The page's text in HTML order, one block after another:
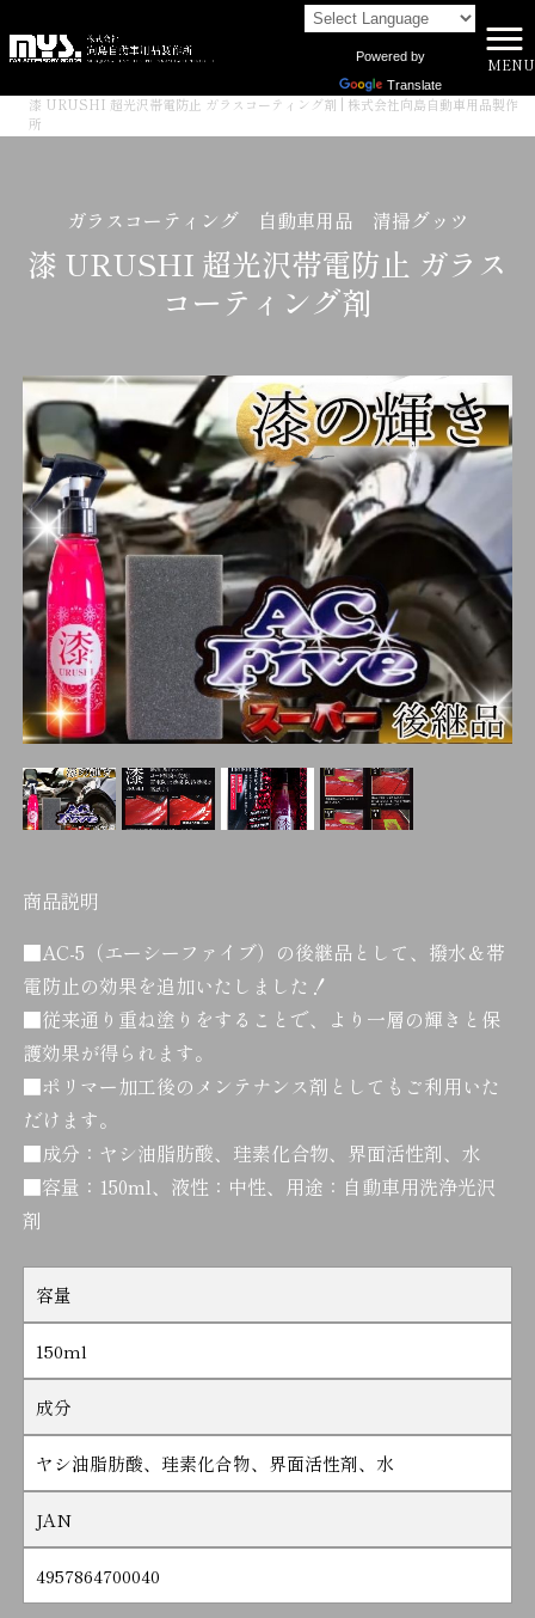
Powered by
Translate
MENU
商品一覧
>
漆 URUSHI 超光沢帯電防止 ガラスコーティング剤 | 株式会社向島自動車用品製作
所
ガラスコーティング 自動車用品 清掃グッツ
漆 URUSHI 超光沢帯電防止 ガラス
コーティング剤
商品説明
■AC-5（エーシーファイブ）の後継品として、撥水＆帯
電防止の効果を追加いたしました！
■従来通り重ね塗りをすることで、より一層の輝きと保
護効果が得られます。
■ポリマー加工後のメンテナンス剤としてもご利用いた
だけます。
■成分：ヤシ油脂肪酸、珪素化合物、界面活性剤、水
■容量：150ml、液性：中性、用途：自動車用洗浄光沢
剤
容量
150ml
成分
ヤシ油脂肪酸、珪素化合物、界面活性剤、水
JAN
4957864700040